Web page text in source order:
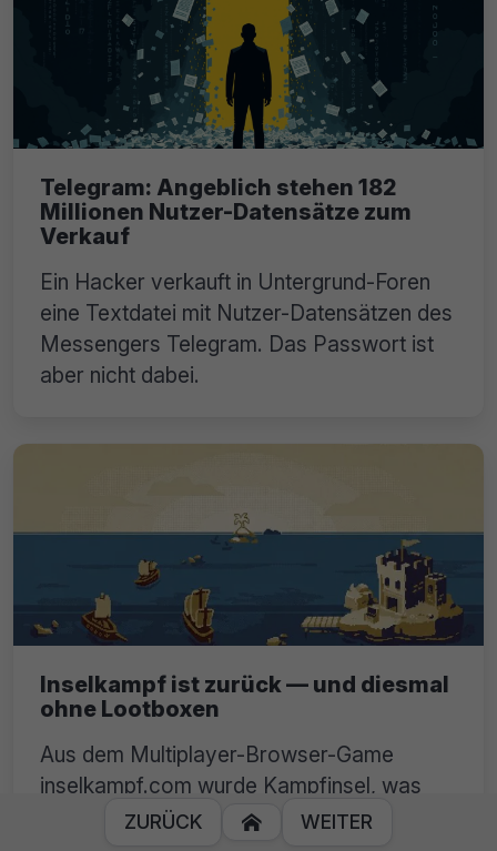
Telegram: Angeblich stehen 182
Millionen Nutzer-Datensätze zum
Verkauf
Ein Hacker verkauft in Untergrund-Foren
eine Textdatei mit Nutzer-Datensätzen des
Messengers Telegram. Das Passwort ist
aber nicht dabei.
Inselkampf ist zurück — und diesmal
ohne Lootboxen
Aus dem Multiplayer-Browser-Game
inselkampf.com wurde Kampfinsel, was
natürlich auch in Echtzeit läuft. Ein
ZURÜCK  WEITER